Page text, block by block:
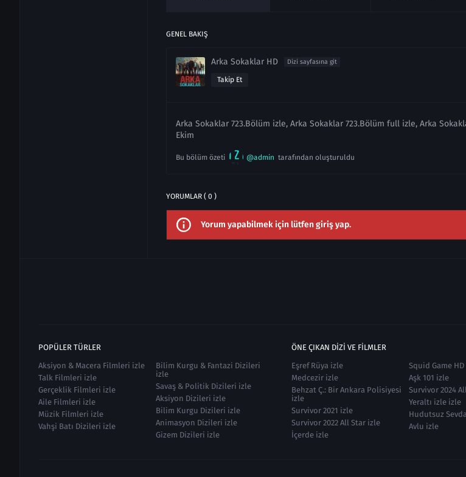
GENEL BAKIŞ
Arka Sokaklar HD Dizi sayfasına git
Takip Et
Arka Sokaklar 723.Bölüm izle, Arka Sokaklar 723.Bölüm full izle, Arka
Ekim
Bu bölüm özeti @admin tarafından oluşturuldu
YORUMLAR ( 0 )
Yorum yapabilmek için lütfen giriş yap.
POPÜLER TÜRLER
Aksiyon & Macera Filmleri izle
Talk Filmleri izle
Gerçeklik Filmleri izle
Aile Filmleri izle
Müzik Filmleri izle
Vahşi Batı Dizileri izle
Bilim Kurgu & Fantazi Dizileri
izle
Savaş & Politik Dizileri izle
Aksiyon Dizileri izle
Bilim Kurgu Dizileri izle
Animasyon Dizileri izle
Gizem Dizileri izle
ÖNE ÇIKAN DIZI VE FILMLER
Eşref Rüya izle
Medcezir izle
Behzat Ç.: Bir Ankara Polisiyesi
izle
Survivor 2021 izle
Survivor 2022 All Star izle
İçerde izle
Squid Game
Aşk 101 izle
Survivor 2024
Yeraltı izle izle
Hudutsuz
Avlu izle